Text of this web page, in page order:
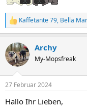
R
e
k
t
i
e
:
Kaffetante 79, Bella
Archy
My-Mopsfreak
27 Februar 2024
Hallo Ihr Lieben,